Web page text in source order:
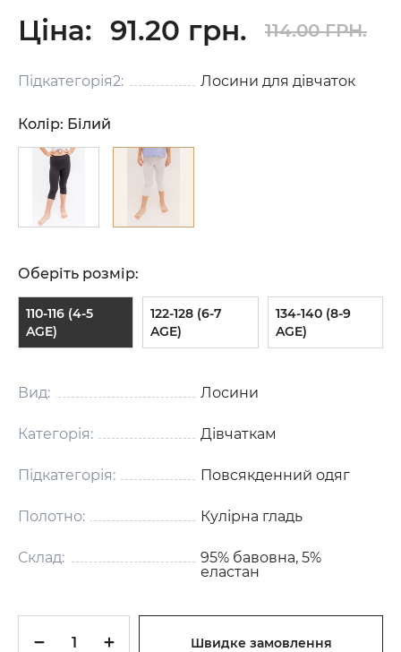
Ціна: 91.20 грн. 114.00 ГРН.
Підкатегорія2: Лосини для дівчаток
Колір: Білий
Оберіть розмір:
110-116 (4-5
AGE)
122-128 (6-7
AGE)
134-140 (8-9
AGE)
Вид: Лосини
Категорія: Дівчаткам
Підкатегорія: Повсякденний одяг
Полотно: Кулірна гладь
Склад:
95% бавовна, 5%
еластан
Швидке замовлення